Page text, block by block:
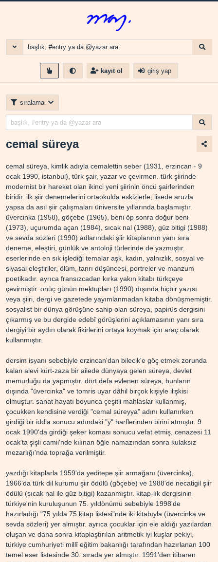
kayıt ol giriş yap
sıralama
cemal süreya
cemal süreya, kimlik adıyla cemalettin seber (1931, erzincan - 9
ocak 1990, i̇stanbul), türk şair, yazar ve çevirmen. türk şiirinde
modernist bir hareket olan i̇kinci yeni şiirinin öncü şairlerinden
biridir. i̇lk şiir denemelerini ortaokulda eskizlerle, lisede aruzla
yapsa da asıl şiir çalışmaları üniversite yıllarında başlamıştır.
üvercinka (1958), göçebe (1965), beni öp sonra doğur beni
(1973), uçurumda açan (1984), sıcak nal (1988), güz bitigi (1988)
ve sevda sözleri (1990) adlarındaki şiir kitaplarının yanı sıra
deneme, eleştiri, günlük ve antoloji türlerinde de yazmıştır.
eserlerinde en sık işlediği temalar aşk, kadın, yalnızlık, sosyal ve
siyasal eleştiriler, ölüm, tanrı düşüncesi, portreler ve manzum
poetikadır. ayrıca fransızcadan kırka yakın kitabı türkçeye
çevirmiştir. onüç günün mektupları (1990) dışında hiçbir yazısı
veya şiiri, dergi ve gazetede yayımlanmadan kitaba dönüşmemiştir.
sosyalist bir dünya görüşüne sahip olan süreya, papirüs dergisini
çıkarmış ve bu dergide edebî görüşlerini açıklamasının yanı sıra
dergiyi bir aydın olarak fikirlerini ortaya koymak için araç olarak
kullanmıştır.
dersim i̇syanı sebebiyle erzincan'dan bilecik'e göç etmek zorunda
kalan alevi kürt-zaza bir ailede dünyaya gelen süreya, devlet
memurluğu da yapmıştır. dört defa evlenen süreya, bunların
dışında "üvercinka" ve tomris uyar dâhil birçok kişiyle ilişkisi
olmuştur. sanat hayatı boyunca çeşitli mahlaslar kullanmış,
çocukken kendisine verdiği "cemal süreyya" adını kullanırken
girdiği bir iddia sonucu adındaki "y" harflerinden birini atmıştır. 9
ocak 1990'da girdiği şeker koması sonucu vefat etmiş, cenazesi 11
ocak'ta şişli camii'nde kılınan öğle namazından sonra kulaksız
mezarlığı'nda toprağa verilmiştir.
yazdığı kitaplarla 1959'da yeditepe şiir armağanı (üvercinka),
1966'da türk dil kurumu şiir ödülü (göçebe) ve 1988'de necatigil şiir
ödülü (sıcak nal ile güz bitigi) kazanmıştır. kitap-lık dergisinin
türkiye'nin kuruluşunun 75. yıldönümü sebebiyle 1998'de
hazırladığı "75 yılda 75 kitap listesi"nde iki kitabıyla (üvercinka ve
sevda sözleri) yer almıştır. ayrıca çocuklar için ele aldığı yazılardan
oluşan ve daha sonra kitaplaştırılan aritmetik i̇yi kuşlar pekiyi,
türkiye cumhuriyeti millî eğitim bakanlığı tarafından hazırlanan 100
temel eser listesinde 30. sırada yer almıştır. 1991'den itibaren